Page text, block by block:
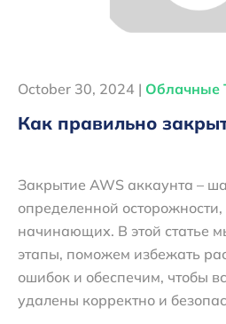
October 30, 2024 | Облачные
Как правильно
Закрытие AWS аккаунта –
определенной
начинающих. В этой статье
этапы, поможем избежать
ошибок и обеспечим, чтобы
удалены корректно и